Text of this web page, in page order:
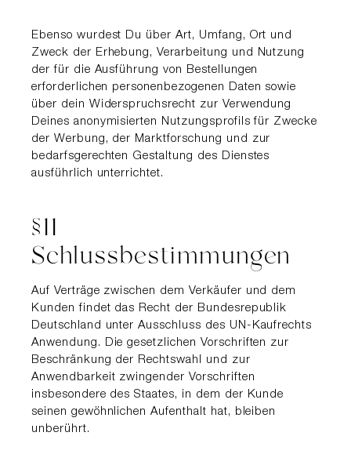
Ebenso wurdest Du über Art, Umfang, Ort und
Zweck der Erhebung, Verarbeitung und Nutzung
der für die Ausführung von Bestellungen
erforderlichen personenbezogenen Daten sowie
über dein Widerspruchsrecht zur Verwendung
Deines anonymisierten Nutzungsprofils für Zwecke
der Werbung, der Marktforschung und zur
bedarfsgerechten Gestaltung des Dienstes
ausführlich unterrichtet.
§11
Schlussbestimmungen
Auf Verträge zwischen dem Verkäufer und dem
Kunden findet das Recht der Bundesrepublik
Deutschland unter Ausschluss des UN-Kaufrechts
Anwendung. Die gesetzlichen Vorschriften zur
Beschränkung der Rechtswahl und zur
Anwendbarkeit zwingender Vorschriften
insbesondere des Staates, in dem der Kunde
seinen gewöhnlichen Aufenthalt hat, bleiben
unberührt.